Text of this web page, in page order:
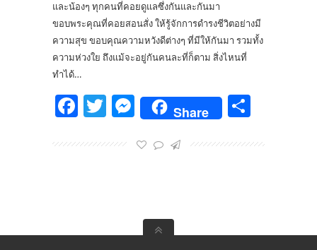
และน้องๆ ทุกคนที่คอยดูแลซึ่งกันและกันมา
ขอบพระคุณที่คอยสอนสั่ง ให้รู้จักการดำรงชีวิตอย่างมี
ความสุข ขอบคุณความหวังดีต่างๆ ที่มีให้กันมา รวมทั้ง
ความห่วงใย ถึงแม้จะอยู่กันคนละที่ก็ตาม สิ่งไหนที่
ทำได้…
Facebook
Twitter
Messenger
Share